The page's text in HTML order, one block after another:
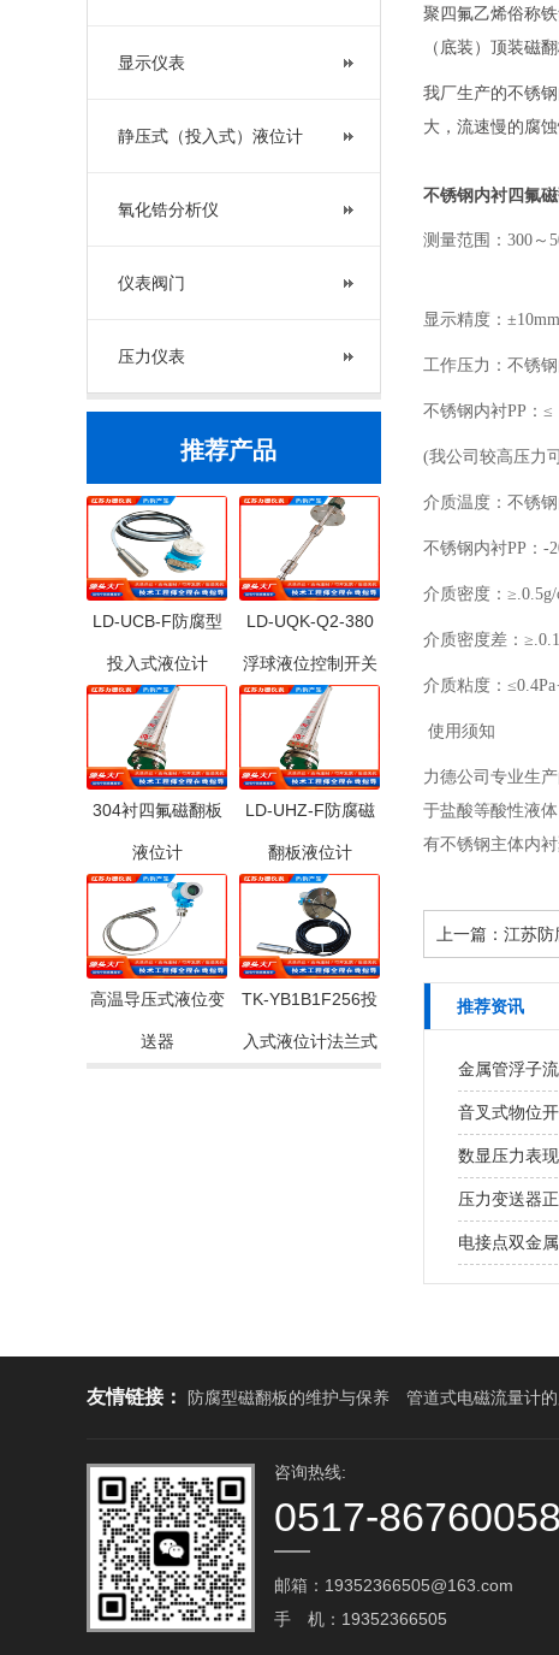
显示仪表
静压式（投入式）液位计
氧化锆分析仪
仪表阀门
压力仪表
推荐产品
LD-UCB-F防腐型
投入式液位计
LD-UQK-Q2-380
浮球液位控制开关
304衬四氟磁翻板
液位计
LD-UHZ-F防腐磁
翻板液位计
高温导压式液位变
送器
TK-YB1B1F256投
入式液位计法兰式
聚四氟乙烯俗称
（底装）顶装磁
我厂生产的不锈
大，流速慢的腐
不锈钢内衬四氟
测量
显示精度：±10mm
工作压
不锈钢内衬PP：
(我公司
介质温度：不锈
不锈
介质密度：≥.0.5g/
介质密
介质粘度：
使用须知
力德公司专业生
于盐酸等酸性液
有不锈钢主体内
上一篇： 江苏防
推荐资讯
金属管浮子
音叉式物位
数显压力表
压力变送器
电接点双金
友情链接： 防腐型磁翻板的维护与保养 管道式电磁流量计
咨询热线:
0517-86760058
邮箱：19352366505@163.com‬
手 机：19352366505